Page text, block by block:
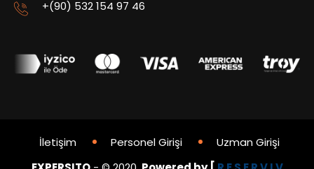
+(90) 532 154 97 46
İletişim Personel Girişi
Uzman Girişi